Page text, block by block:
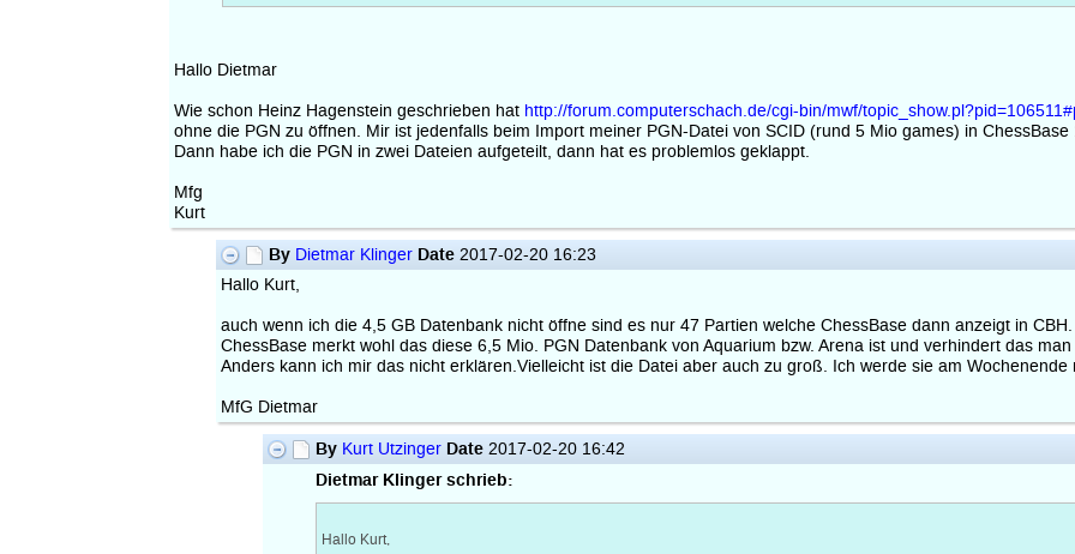
Hallo Dietmar
Wie schon Heinz Hagenstein geschrieben hat http://forum.computerschach.de/cgi-bin/mwf/
ohne die PGN zu öffnen. Mir ist jedenfalls beim Import meiner PGN-Datei von SCID (rund 5 Mio games) in
Dann habe ich die PGN in zwei Dateien aufgeteilt, dann hat es problemlos geklappt.
Mfg
Kurt
By Dietmar Klinger Date2017-02-20 16:23
Hallo Kurt,
auch wenn ich die 4,5 GB Datenbank nicht öffne sind es nur 47 Partien welche ChessBase dann anzeigt in CBH.
ChessBase merkt wohl das diese 6,5 Mio. PGN Datenbank von Aquarium bzw. Arena ist und verhindert das
Anders kann ich mir das nicht erklären.Vielleicht ist die Datei aber auch zu groß. Ich werde sie am Wochenende
MfG Dietmar
By Kurt Utzinger Date2017-02-20 16:42
Dietmar Klinger schrieb:
Hallo Kurt,